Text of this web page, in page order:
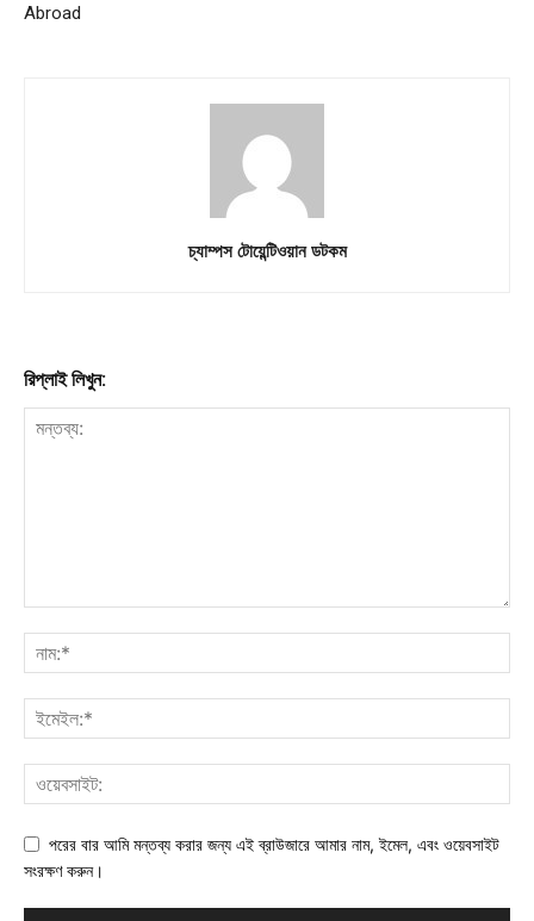
Abroad
চ্যাম্পস টোয়েন্টিওয়ান ডটকম
রিপ্লাই লিখুন:
পরের বার আমি মন্তব্য করার জন্য এই ব্রাউজারে আমার নাম, ইমেল, এবং ওয়েবসাইট
সংরক্ষণ করুন।